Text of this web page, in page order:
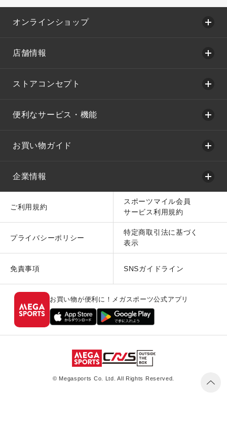
オンラインショップ
店舗情報
ストアコンセプト
便利なサービス・機能
お買い物ガイド
企業情報
ご利用規約
スポーツマイル会員
サービス利用規約
プライバシーポリシー
特定商取引法に基づく
表示
免責事項 SNSガイドライン
お買い物が便利に！メガスポーツ公式アプリ
© Megasports Co. Ltd. All Rights Reserved.